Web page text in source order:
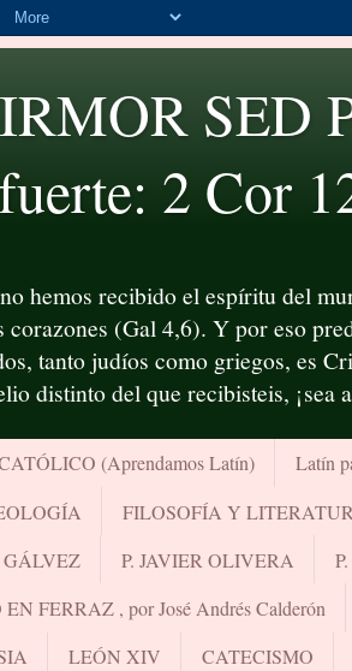
SED
2 Cor
hemos recibido el espíritu del
corazones (Gal 4,6). Y por eso
tanto judíos como griegos, es
distinto del que recibisteis, ¡sea
(Aprendamos Latín) Latín
FILOSOFÍA Y
GÁLVEZ
P. JAVIER OLIVERA
FERRAZ , por José Andrés Calderón
LEÓN XIV CATECISMO